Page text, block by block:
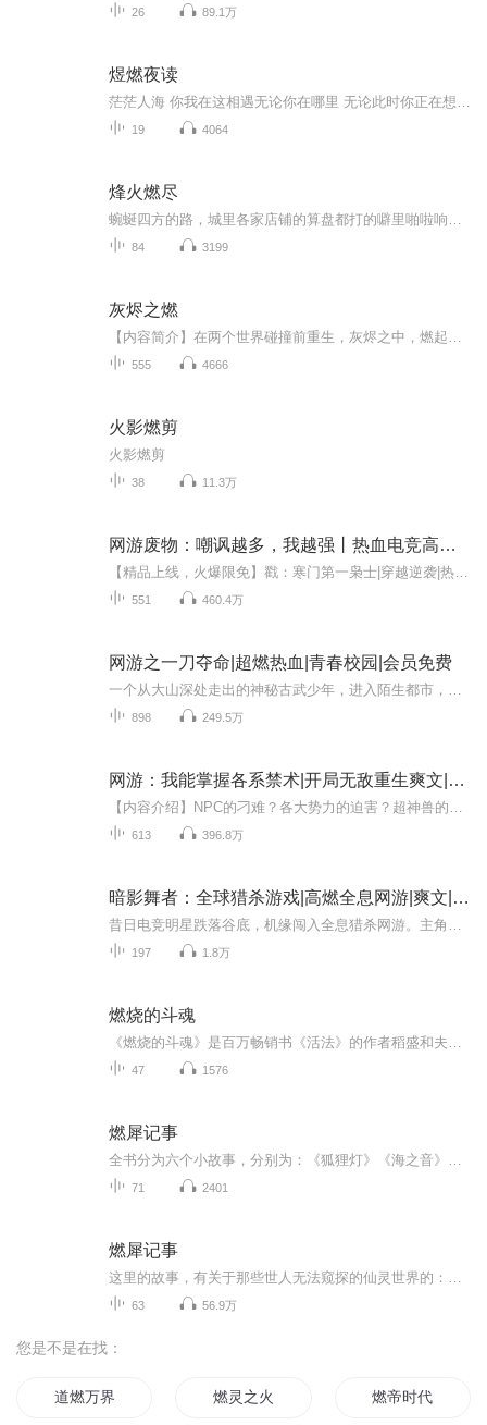
26 89.1万
煜燃夜读
19 4064
烽火燃尽
84 3199
灰烬之燃
555 4666
火影燃剪
火影燃剪
38 11.3万
网游废物：嘲讽越多，我越强丨热血电竞高燃逆袭爽文
551 460.4万
网游之一刀夺命|超燃热血|青春校园|会员免费
898 249.5万
网游：我能掌握各系禁术|开局无敌重生爽文|超燃游戏
613 396.8万
暗影舞者：全球猎杀游戏|高燃全息网游|爽文|热血|网游|玩家|机智|无女主
197 1.8万
燃烧的斗魂
47 1576
燃犀记事
71 2401
燃犀记事
63 56.9万
您是不是在找：
道燃万界 燃灵之火 燃帝时代